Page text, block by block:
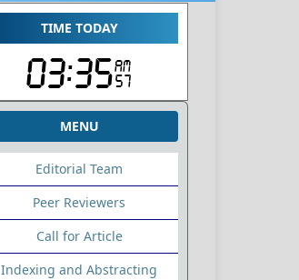
TIME TODAY
MENU
Editorial Team
Peer Reviewers
Call for Article
Indexing and Abstracting